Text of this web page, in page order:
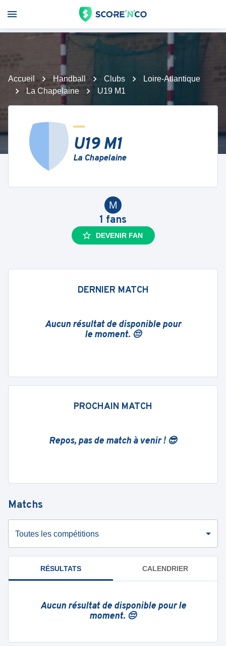
Accueil Handball Clubs
Loire-Atlantique
La Chapelaine
U19 M1
U19 M1
La Chapelaine
M
1 fans
DEVENIR FAN
DERNIER MATCH
Aucun résultat de disponible pour
le moment. 😔
PROCHAIN MATCH
Repos, pas de match à venir ! 😎
Matchs
Toutes les compétitions
RÉSULTATS CALENDRIER
Aucun résultat de disponible pour le
moment. 😔